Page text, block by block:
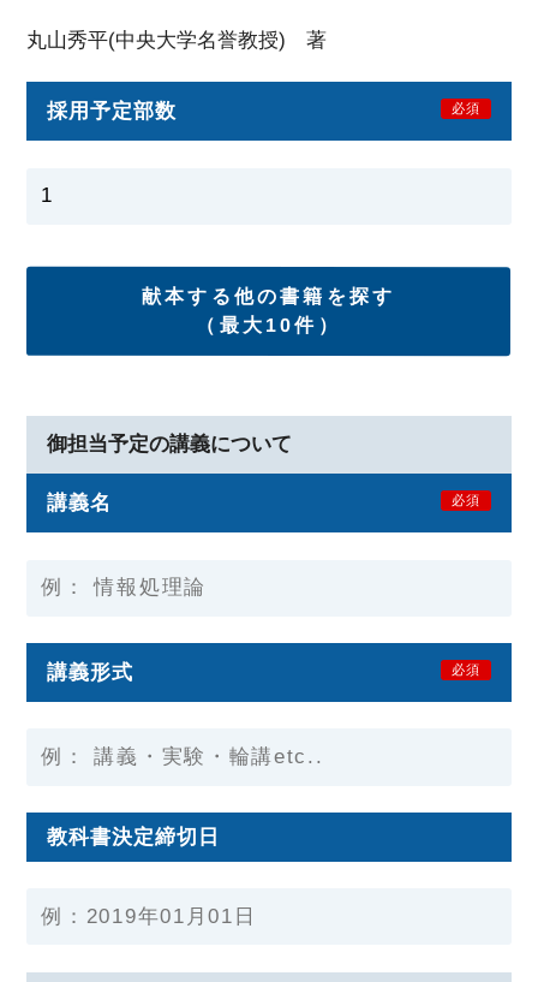
丸山秀平(中央大学名誉教授) 著
採用予定部数 必須
献本する他の書籍を探す
（最大10件）
御担当予定の講義について
講義名 必須
講義形式 必須
教科書決定締切日